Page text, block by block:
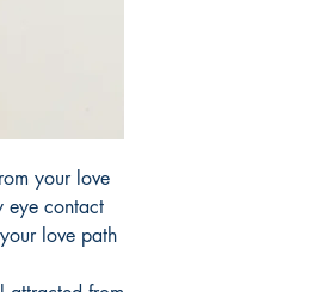
your love
eye contact
love path